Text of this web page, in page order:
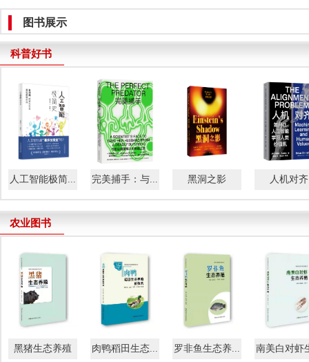
图书展示
科普好书
人工智能极简... 完美捕手：与... 黑洞之影 人机对齐
农业图书
黑猪生态养殖 肉鸭稻田生态... 罗非鱼生态养... 南美白对虾